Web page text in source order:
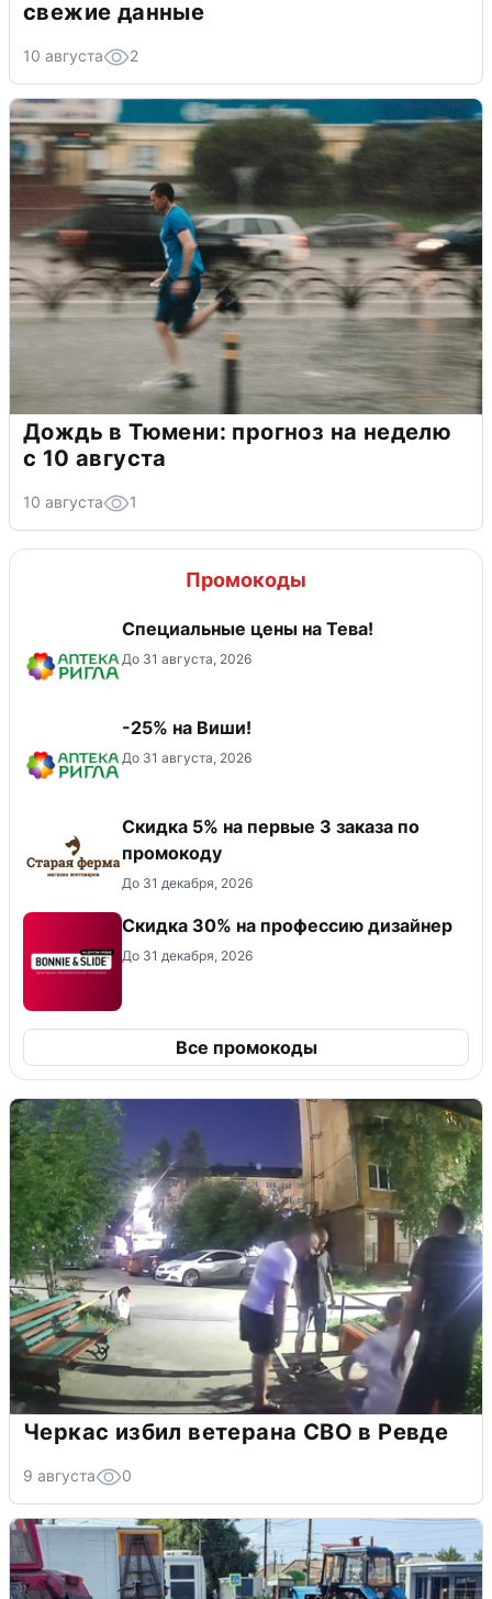
свежие данные
10 августа 2
Дождь в Тюмени: прогноз на неделю
с 10 августа
10 августа 1
Промокоды
Специальные цены на Тева!
До 31 августа, 2026
-25% на Виши!
До 31 августа, 2026
Скидка 5% на первые 3 заказа по
промокоду
До 31 декабря, 2026
Скидка 30% на профессию дизайнер
До 31 декабря, 2026
Все промокоды
Черкас избил ветерана СВО в Ревде
9 августа 0